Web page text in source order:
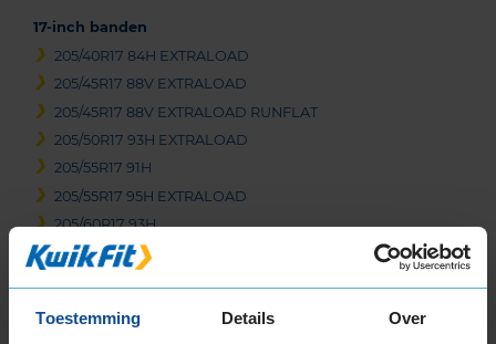
Toestemming Details Over
17-inch banden
205/40R17 84H EXTRALOAD
205/45R17 88V EXTRALOAD
205/45R17 88V EXTRALOAD RUNFLAT
205/50R17 93H EXTRALOAD
205/55R17 91H
205/55R17 95H EXTRALOAD
205/60R17 93H
215/45R17 91H EXTRALOAD
215/55R17 94H